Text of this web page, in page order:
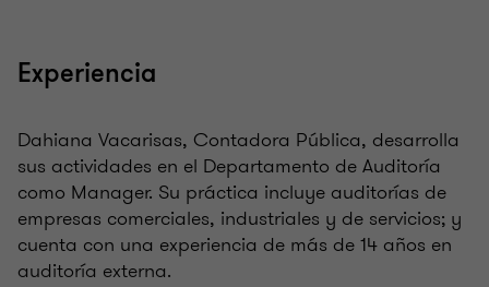
Experiencia
Dahiana Vacarisas, Contadora Pública, desarrolla
sus actividades en el Departamento de Auditoría
como Manager. Su práctica incluye auditorías de
empresas comerciales, industriales y de servicios; y
cuenta con una experiencia de más de 14 años en
auditoría externa.